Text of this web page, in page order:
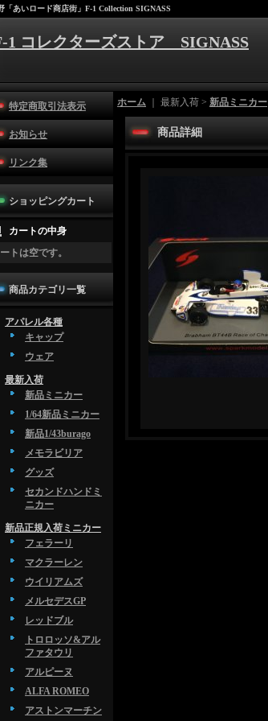
「あいロード商店街」F-1 Collection SIGNASS
1 コレクターズストア SIGNASS
特定商取引法表示
お知らせ
リンク集
ショッピングカート
カートの中身
トは空です。
商品カテゴリ一覧
アパレル各種
キャップ
ウェア
最新入荷
新品ミニカー
1/64新品ミニカー
新品1/43burago
メモラビリア
グッズ
セカンドハンドミ
ニカー
新品正規入荷ミニカー
フェラーリ
マクラーレン
ウイリアムズ
メルセデスGP
レッドブル
トロロッソ&アル
ファタウリ
アルピーヌ
ALFA ROMEO
アストンマーチン
ホーム ｜ 最新入荷 > 新品ミニカー
商品詳細